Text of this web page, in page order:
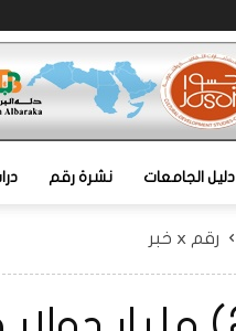
دليل الجامعات نشرة رقم
رقم x خبر